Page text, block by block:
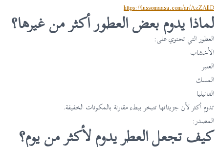
https://lussomaasa.com/ar/AzZAllD
لماذا يدوم بعض العطور أكثر من غيرها؟
العطور التي تحتوي على:
الأخشاب
العنبر
المسك
الفانيليا
تدوم أكثر لأن جزيئاتها تتبخر ببطء مقارنة بالمكونات الخفيفة.
المصدر:
كيف تجعل العطر يدوم لأكثر من يوم؟